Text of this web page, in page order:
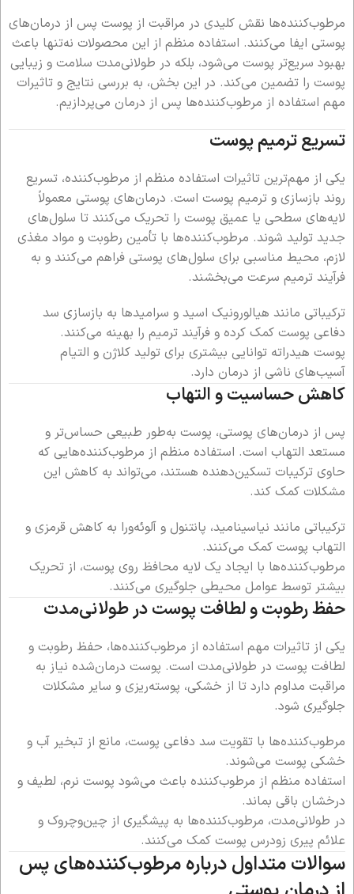
مرطوب‌کننده‌ها نقش کلیدی در مراقبت از پوست پس از درمان‌های
پوستی ایفا می‌کنند. استفاده منظم از این محصولات نه‌تنها باعث
بهبود سریع‌تر پوست می‌شود، بلکه در طولانی‌مدت سلامت و زیبایی
پوست را تضمین می‌کند. در این بخش، به بررسی نتایج و تاثیرات
مهم استفاده از مرطوب‌کننده‌ها پس از درمان می‌پردازیم.
تسریع ترمیم پوست
یکی از مهم‌ترین تاثیرات استفاده منظم از مرطوب‌کننده، تسریع
روند بازسازی و ترمیم پوست است. درمان‌های پوستی معمولاً
لایه‌های سطحی یا عمیق پوست را تحریک می‌کنند تا سلول‌های
جدید تولید شوند. مرطوب‌کننده‌ها با تأمین رطوبت و مواد مغذی
لازم، محیط مناسبی برای سلول‌های پوستی فراهم می‌کنند و به
فرآیند ترمیم سرعت می‌بخشند.
ترکیباتی مانند هیالورونیک اسید و سرامیدها به بازسازی سد
دفاعی پوست کمک کرده و فرآیند ترمیم را بهینه می‌کنند.
پوست هیدراته توانایی بیشتری برای تولید کلاژن و التیام
آسیب‌های ناشی از درمان دارد.
کاهش حساسیت و التهاب
پس از درمان‌های پوستی، پوست به‌طور طبیعی حساس‌تر و
مستعد التهاب است. استفاده منظم از مرطوب‌کننده‌هایی که
حاوی ترکیبات تسکین‌دهنده هستند، می‌تواند به کاهش این
مشکلات کمک کند.
ترکیباتی مانند نیاسینامید، پانتنول و آلوئه‌ورا به کاهش قرمزی و
التهاب پوست کمک می‌کنند.
مرطوب‌کننده‌ها با ایجاد یک لایه محافظ روی پوست، از تحریک
بیشتر توسط عوامل محیطی جلوگیری می‌کنند.
حفظ رطوبت و لطافت پوست در طولانی‌مدت
یکی از تاثیرات مهم استفاده از مرطوب‌کننده‌ها، حفظ رطوبت و
لطافت پوست در طولانی‌مدت است. پوست درمان‌شده نیاز به
مراقبت مداوم دارد تا از خشکی، پوسته‌ریزی و سایر مشکلات
جلوگیری شود.
مرطوب‌کننده‌ها با تقویت سد دفاعی پوست، مانع از تبخیر آب و
خشکی پوست می‌شوند.
استفاده منظم از مرطوب‌کننده باعث می‌شود پوست نرم، لطیف و
درخشان باقی بماند.
در طولانی‌مدت، مرطوب‌کننده‌ها به پیشگیری از چین‌وچروک و
علائم پیری زودرس پوست کمک می‌کنند.
سوالات متداول درباره مرطوب‌کننده‌های پس